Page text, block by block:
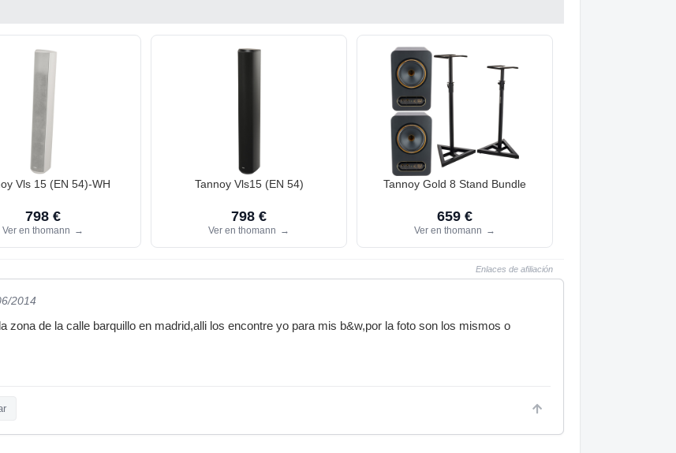
Vls 15 (EN 54)-WH
798 €
Ver en thomann →
Tannoy Vls15 (EN 54)
798 €
Ver en thomann →
Tannoy Gold 8 Stand Bundle
659 €
Ver en thomann →
Enlaces de afiliación
2014
zona de la calle barquillo en madrid,alli los encontre yo para mis b&w,por la foto son los mismos o